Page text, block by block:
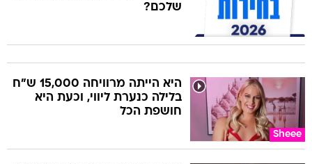
שלכם?
Sheee
היא הייתה מרוויחה 15,000 ש"ח
בלילה כנערת ליווי, וכעת היא
חושפת הכל